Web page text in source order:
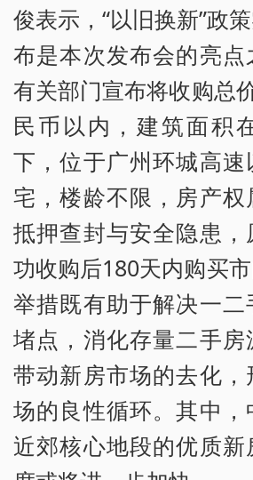
俊表示，“以旧换新”政
布是本次发布会的亮点
有关部门宣布将收购总
民币以内，建筑面积
下，位于广州环城高
宅，楼龄不限，房产
抵押查封与安全隐患
功收购后180天内购买
举措既有助于解决一
堵点，消化存量二手
带动新房市场的去化
场的良性循环。其中，
近郊核心地段的优质新